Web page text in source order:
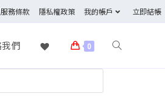
務條款 隱私權政策 我的帳戶 立即結帳
們 0